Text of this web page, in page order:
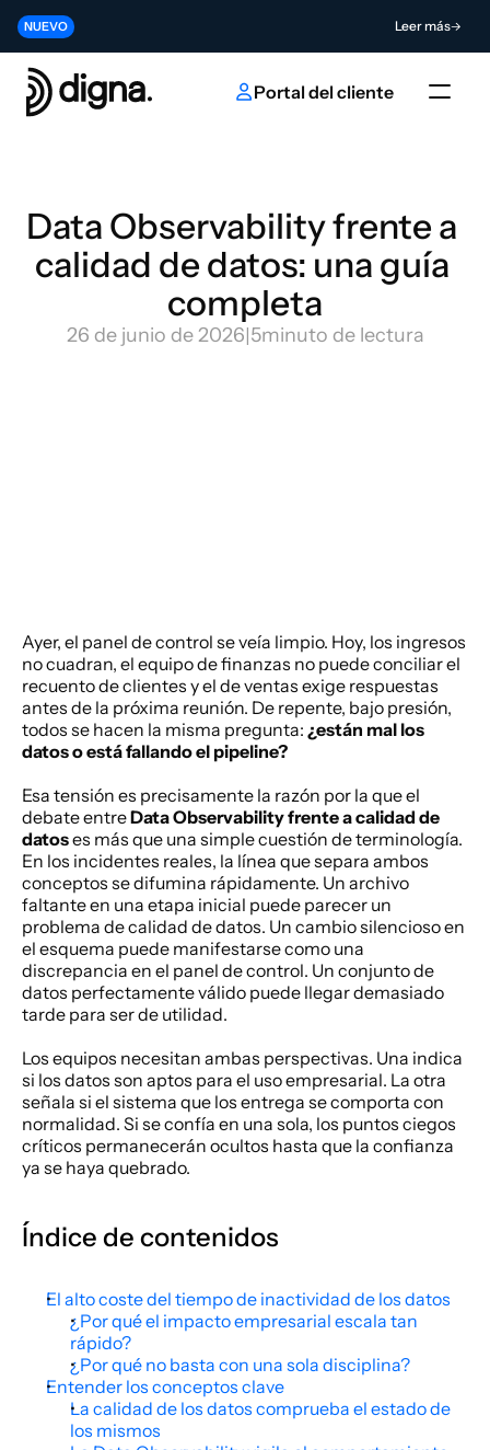
NUEVO Leer más
Lanzamiento 2026.06 - Llevando la Data Observability a su código
NUEVOContribuya al futuro de la innovación en IA y datos
Portal del cliente
Data Observability frente a
calidad de datos: una guía
completa
26 de junio de 2026|5minuto de lectura
Ayer, el panel de control se veía limpio. Hoy, los ingresos
no cuadran, el equipo de finanzas no puede conciliar el
recuento de clientes y el de ventas exige respuestas
antes de la próxima reunión. De repente, bajo presión,
todos se hacen la misma pregunta: ¿están mal los
datos o está fallando el pipeline?
Esa tensión es precisamente la razón por la que el
debate entre Data Observability frente a calidad de
datos es más que una simple cuestión de terminología.
En los incidentes reales, la línea que separa ambos
conceptos se difumina rápidamente. Un archivo
faltante en una etapa inicial puede parecer un
problema de calidad de datos. Un cambio silencioso en
el esquema puede manifestarse como una
discrepancia en el panel de control. Un conjunto de
datos perfectamente válido puede llegar demasiado
tarde para ser de utilidad.
Los equipos necesitan ambas perspectivas. Una indica
si los datos son aptos para el uso empresarial. La otra
señala si el sistema que los entrega se comporta con
normalidad. Si se confía en una sola, los puntos ciegos
críticos permanecerán ocultos hasta que la confianza
ya se haya quebrado.
Índice de contenidos
El alto coste del tiempo de inactividad de los datos
¿Por qué el impacto empresarial escala tan
rápido?
¿Por qué no basta con una sola disciplina?
Entender los conceptos clave
La calidad de los datos comprueba el estado de
los mismos